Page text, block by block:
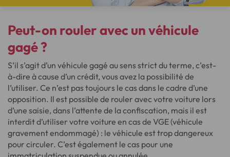
Peut-on rouler avec un véhicule
gagé ?
S’il s’agit d’un véhicule gagé au sens strict du terme, c’est-
à-dire à cause d’un crédit, vous avez la possibilité de
l’utiliser. Ce n’est pas toujours le cas dans le cadre d’une
opposition. Il est possible de rouler avec votre voiture lors
d’une saisie, dans l’attente de la confiscation, mais il est
interdit d’utiliser votre voiture en cas de VGE (véhicule
gravement endommagé) : le véhicule est trop dangereux
pour circuler. C’est également le cas pour une